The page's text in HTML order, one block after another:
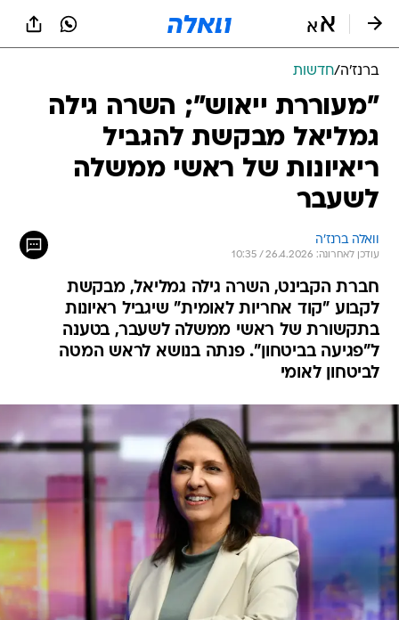
ברנז'ה/חדשות
"מעוררת ייאוש"; השרה גילה
גמליאל מבקשת להגביל
ריאיונות של ראשי ממשלה
לשעבר
וואלה ברנז'ה
עודכן לאחרונה: 26.4.2026 / 10:35
חברת הקבינט, השרה גילה גמליאל, מבקשת
לקבוע "קוד אחריות לאומית" שיגביל ראיונות
בתקשורת של ראשי ממשלה לשעבר, בטענה
ל"פגיעה בביטחון". פנתה בנושא לראש המטה
לביטחון לאומי